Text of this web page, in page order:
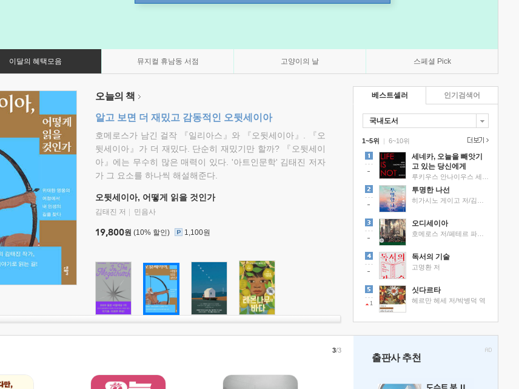
이달의 혜택모음 뮤지컬 휴남동 서점 고양이의 날 스페셜 Pick
오늘의 책
알고 보면 더 재밌고 감동적인 오뒷세이아
호메로스가 남긴 걸작 『일리아스』와 『오뒷세이아』. 『오
뒷세이아』가 더 재밌다. 단순히 재밌기만 할까? 『오뒷세이
아』에는 무수히 많은 매력이 있다. '아트인문학' 김태진 저자
가 그 요소를 하나씩 해설해준다.
오뒷세이아, 어떻게 읽을 것인가
김태진 저 민음사
19,800원 (10% 할인) 1,100원
베스트셀러
국내도서
1~5위 |
세네카, 오늘을 빼앗기
고 있는 당신에게
투명한 나선
오디세이아
독서의 기술
고명환 저
1
싯다르타
헤르만 헤세 저/박병덕 역
6~10위
인기검색어
3/3
출판사 추천